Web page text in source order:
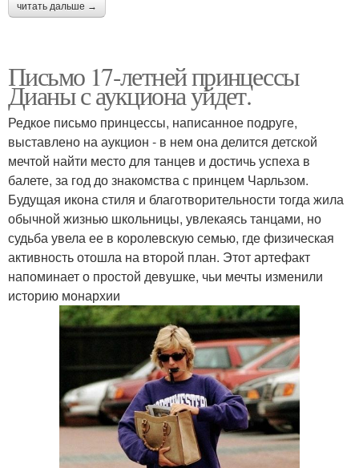
читать дальше →
Письмо 17-летней принцессы
Дианы с аукциона уйдет.
Редкое письмо принцессы, написанное подруге,
выставлено на аукцион - в нем она делится детской
мечтой найти место для танцев и достичь успеха в
балете, за год до знакомства с принцем Чарльзом.
Будущая икона стиля и благотворительности тогда жила
обычной жизнью школьницы, увлекаясь танцами, но
судьба увела ее в королевскую семью, где физическая
активность отошла на второй план. Этот артефакт
напоминает о простой девушке, чьи мечты изменили
историю монархии